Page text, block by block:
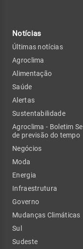
Notícias
Últimas notícias
Agroclima
Alimentação
Saúde
Alertas
Sustentabilidade
Agroclima - Boletim
de previsão do tempo
Negócios
Moda
Energia
Infraestrutura
Governo
Mudanças Climáticas
Sul
Sudeste